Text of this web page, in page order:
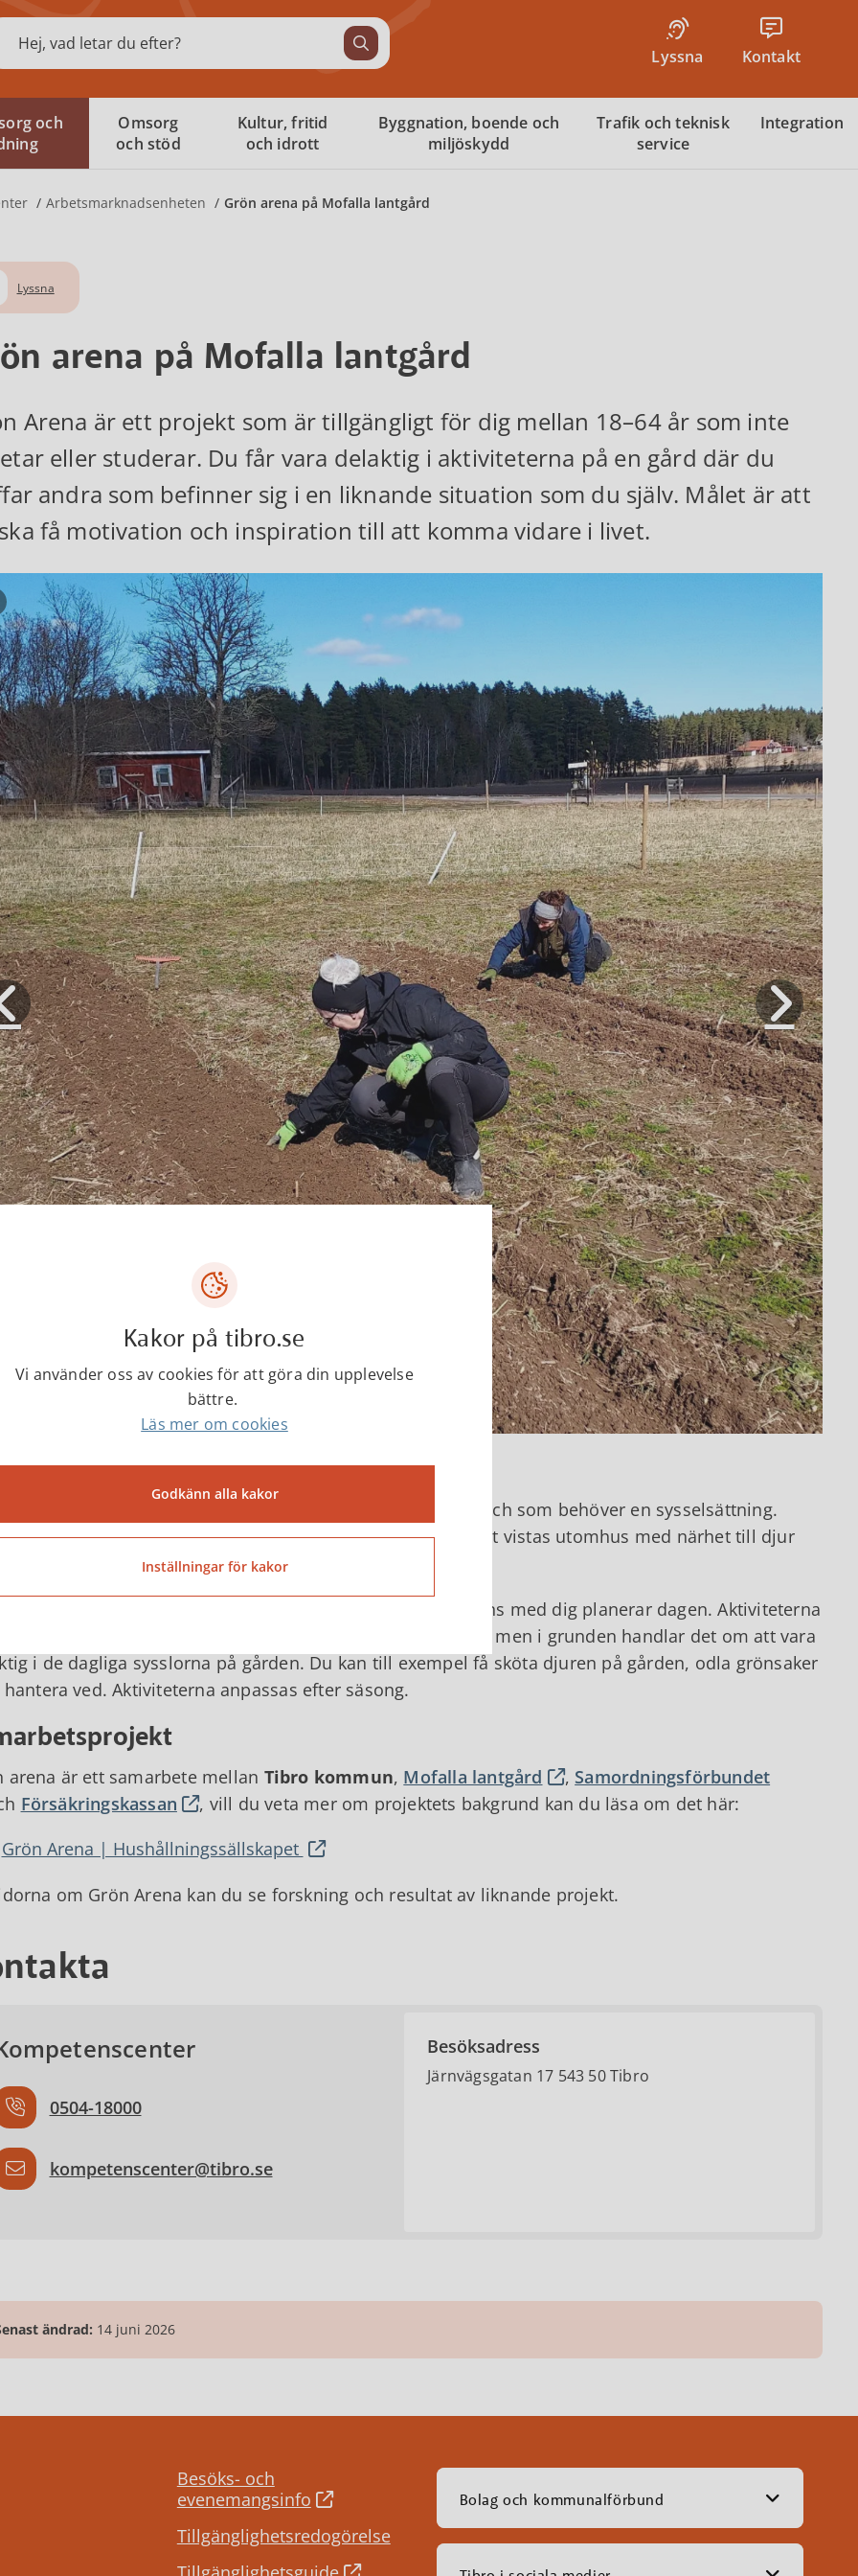
Lyssna Kontakt
och
Omsorg
och stöd
Kultur, fritid
och idrott
Byggnation, boende och
miljöskydd
Trafik och teknisk
service
Integration
Arbetsmarknadsenheten Grön arena på Mofalla lantgård
Lyssna
arena på Mofalla lantgård
Arena är ett projekt som är tillgängligt för dig mellan 18–64 år som inte
eller studerar. Du får vara delaktig i aktiviteterna på en gård där du
andra som befinner sig i en liknande situation som du själv. Målet är att
få motivation och inspiration till att komma vidare i livet.
bildspel
vänder sig till dig som står utanför arbetsmarknaden och som behöver en sysselsättning.
på gården syftar till att öka din aktivitetsnivå och att vistas utomhus med närhet till djur
natur fungerar hälsofrämjande.
träffa två handledare på Mofalla lantgård som tillsammans med dig planerar dagen. Aktiviteterna
efter din dagsform och intresse i största möjliga mån, men i grunden handlar det om att vara
i de dagliga sysslorna på gården. Du kan till exempel få sköta djuren på gården, odla grönsaker
ved. Aktiviteterna anpassas efter säsong.
arena är ett samarbete mellan Tibro kommun, Mofalla lantgård , Samordningsförbundet
Försäkringskassan
, vill du veta mer om projektets bakgrund kan du läsa om det här:
Grön Arena | Hushållningssällskapet
om Grön Arena kan du se forskning och resultat av liknande projekt.
0504-18000
kompetenscenter@tibro.se
Besöksadress
Järnvägsgatan 17 543 50 Tibro
ändrad: 14 juni 2026
Besöks- och
evenemangsinfo
Tillgänglighetsredogörelse
Bolag och kommunalförbund
Kakor på tibro.se
Vi använder oss av cookies för att göra din upplevelse
bättre.
Läs mer om cookies
Godkänn alla kakor
Inställningar för kakor